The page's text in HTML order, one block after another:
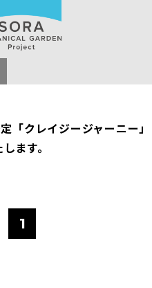
「クレイジージャーニー」
ます。
1